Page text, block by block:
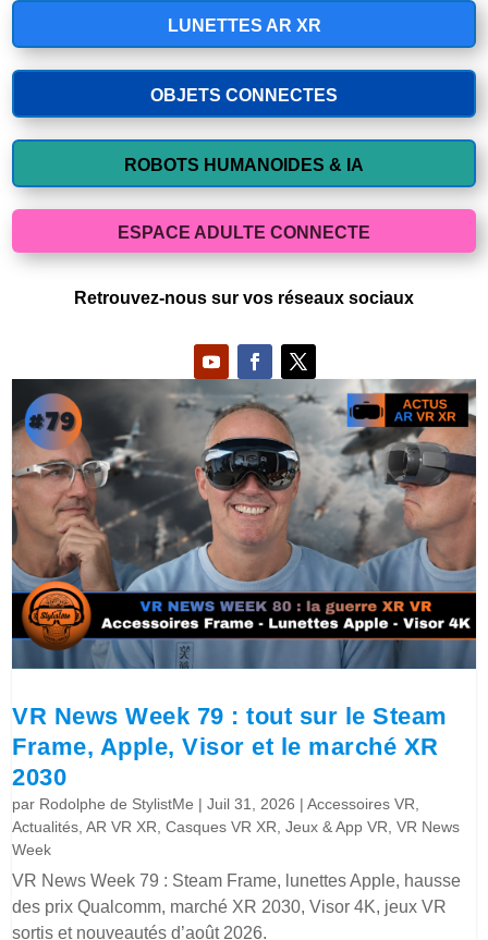
LUNETTES AR XR
OBJETS CONNECTES
ROBOTS HUMANOIDES & IA
ESPACE ADULTE CONNECTE
Retrouvez-nous sur vos réseaux sociaux
VR News Week 79 : tout sur le Steam
Frame, Apple, Visor et le marché XR
2030
par Rodolphe de StylistMe |Juil 31, 2026 |Accessoires VR
Actualités ,AR VR XR ,Casques VR XR ,Jeux & App VR ,VR News
Week
VR News Week 79 : Steam Frame, lunettes Apple, hausse
des prix Qualcomm, marché XR 2030, Visor 4K, jeux VR
sortis et nouveautés d’août 2026.